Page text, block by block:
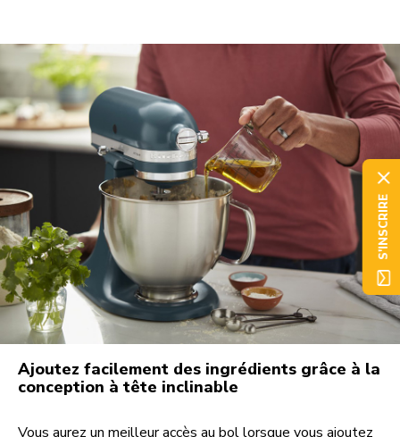
Ajoutez facilement des ingrédients grâce à la
conception à tête inclinable
Vous aurez un meilleur accès au bol lorsque vous ajoutez
S'INSCRIRE